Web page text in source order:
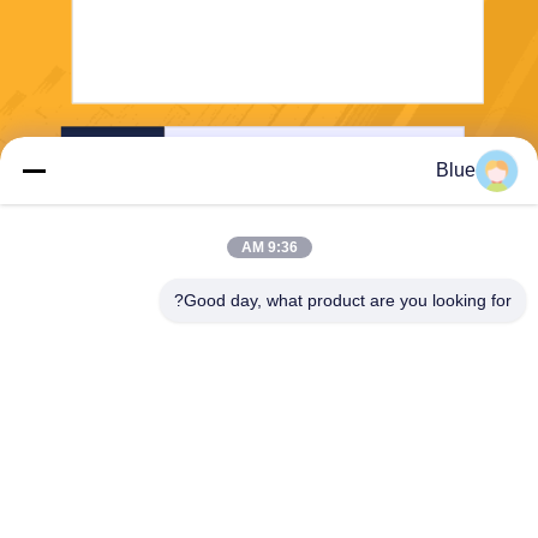
Blue
9:36 AM
Good day, what product are you looking for?